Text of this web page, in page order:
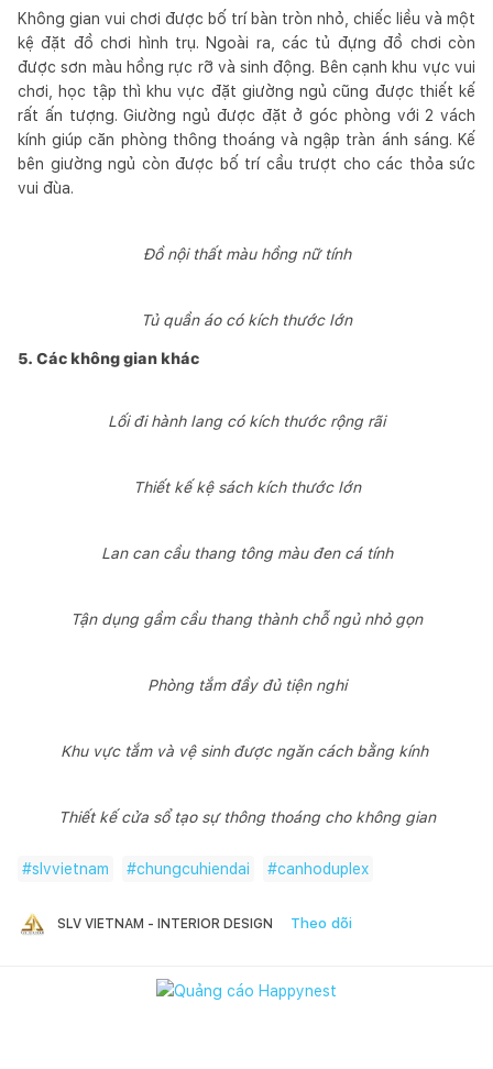
Không gian vui chơi được bố trí bàn tròn nhỏ, chiếc liều và một
kệ đặt đồ chơi hình trụ. Ngoài ra, các tủ đựng đồ chơi còn
được sơn màu hồng rực rỡ và sinh động. Bên cạnh khu vực vui
chơi, học tập thì khu vực đặt giường ngủ cũng được thiết kế
rất ấn tượng. Giường ngủ được đặt ở góc phòng với 2 vách
kính giúp căn phòng thông thoáng và ngập tràn ánh sáng. Kế
bên giường ngủ còn được bố trí cầu trượt cho các thỏa sức
vui đùa.
Đồ nội thất màu hồng nữ tính
Tủ quần áo có kích thước lớn
5. Các không gian khác
Lối đi hành lang có kích thước rộng rãi
Thiết kế kệ sách kích thước lớn
Lan can cầu thang tông màu đen cá tính
Tận dụng gầm cầu thang thành chỗ ngủ nhỏ gọn
Phòng tắm đầy đủ tiện nghi
Khu vực tắm và vệ sinh được ngăn cách bằng kính
Thiết kế cửa sổ tạo sự thông thoáng cho không gian
#slvvietnam #chungcuhiendai #canhoduplex
SLV VIETNAM - INTERIOR DESIGN Theo dõi